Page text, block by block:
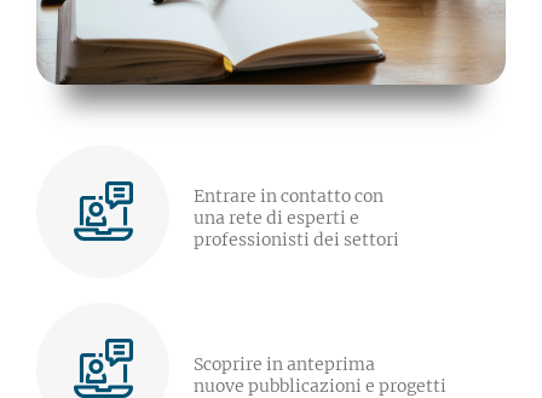
Entrare in contatto con
una rete di esperti e
professionisti dei settori
Scoprire in anteprima
nuove pubblicazioni e progetti